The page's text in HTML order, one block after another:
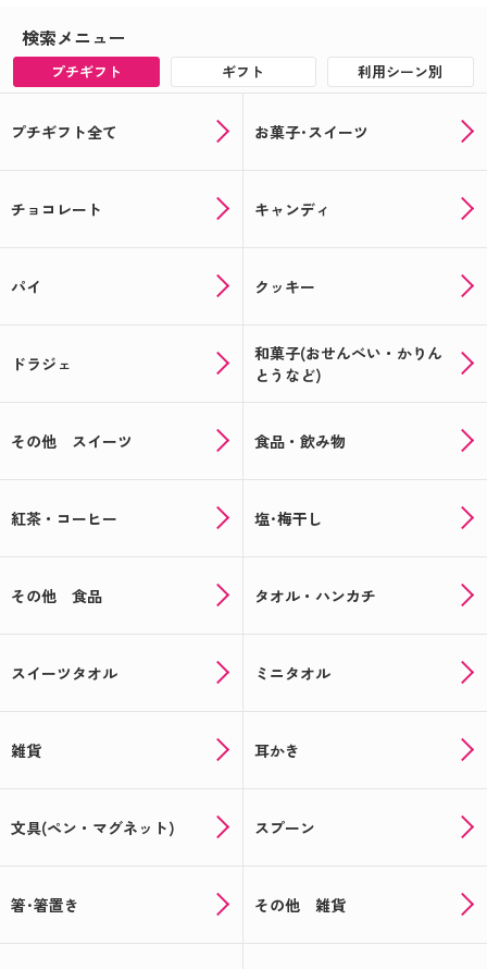
検索メニュー
プチギフト ギフト 利用シーン別
プチギフト全て お菓子･スイーツ
チョコレート キャンディ
パイ クッキー
ドラジェ
和菓子(おせんべい・かりん
とうなど)
その他 スイーツ 食品・飲み物
紅茶・コーヒー 塩･梅干し
その他 食品 タオル・ハンカチ
スイーツタオル ミニタオル
雑貨 耳かき
文具(ペン・マグネット) スプーン
箸･箸置き その他 雑貨